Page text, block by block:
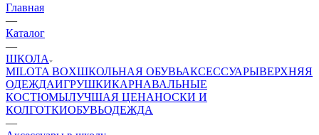
Главная
—
Каталог
—
ШКОЛА
MILOTA BOXШКОЛЬНАЯ ОБУВЬАКСЕССУАРЫВЕРХНЯЯ
ОДЕЖДАИГРУШКИКАРНАВАЛЬНЫЕ
КОСТЮМЫЛУЧШАЯ ЦЕНАНОСКИ И
КОЛГОТКИОБУВЬОДЕЖДА
—